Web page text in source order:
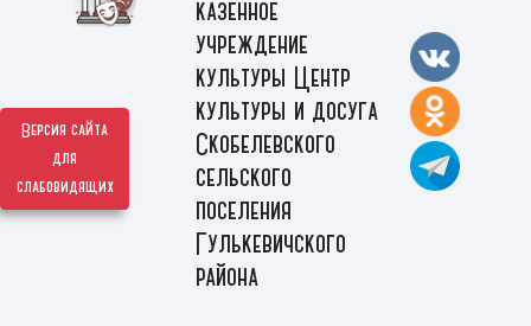
Версия сайта
для
слабовидящих
казенное
учреждение
культуры Центр
культуры и досуга
Скобелевского
сельского
поселения
Гулькевичского
района